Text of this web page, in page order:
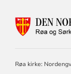
Røa kirke: